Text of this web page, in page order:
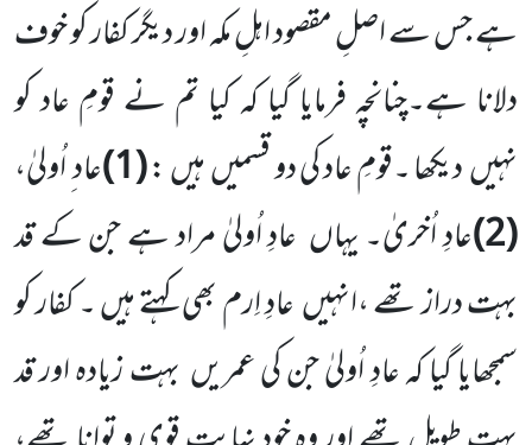
ہے جس سے اصلِ مقصود اہلِ مکہ اور دیگر کفار کو خوف
دلانا ہے۔چنانچہ فرمایا گیا کہ کیا تم نے قومِ عاد کو
نہیںدیکھا ۔قومِ عاد کی دو قسمیںہیں :(
1
)عاد ِ اُولیٰ،
(
2
)عادِ اُخریٰ۔ یہاں عادِ اُولیٰ مراد ہے جن کے قد
بہت درازتھے ،انہیںعادِ اِرم بھی کہتے ہیں ۔ کفار کو
سمجھایا گیا کہ عادِ اُولیٰ جن کی عمریں بہت زیادہ اور قد